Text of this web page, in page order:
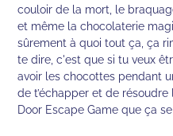
couloir de la mort, le
et même la chocolaterie
sûrement à quoi tout ça, ça
te dire, c'est que si tu veux
avoir les chocottes pendant
de t’échapper et de résoudre
Door Escape Game que ça